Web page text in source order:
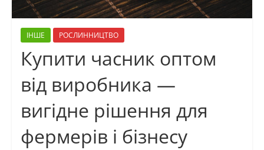
ІНШЕ РОСЛИННИЦТВО
Купити часник оптом
від виробника —
вигідне рішення для
фермерів і бізнесу